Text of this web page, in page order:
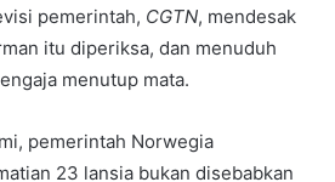
pemerintah, CGTN, mendesak
itu diperiksa, dan menuduh
menutup mata.
pemerintah Norwegia
23 lansia bukan disebabkan